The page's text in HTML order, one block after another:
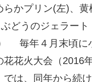
かプリン(左)、黄
どうのジェラー
毎年４月末頃に
花花火大会（2016
では、同年から続